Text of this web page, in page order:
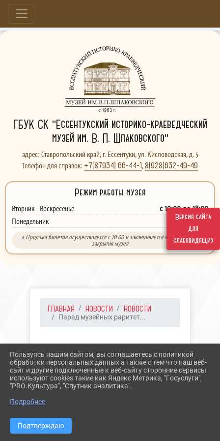
Версия сайта
для
слабовидящих
Больше, чем музей...
ГБУК СК "Ессентукский историко-краеведческий
музей им. В. П. Шпаковского"
адрес: Ставропольский край, г. Ессентуки, ул. Кисловодская, д. 5
Телефон для справок: +7(87934) 66-44-1,8(928)632-49-49
Режим работы музея
Вторник - Воскресенье с 10:00 до 18:00
Понедельник выходной
* Продажа билетов осуществляется с 10:00 и заканчивается за 30 минут до
закрытия музея
ГЛАВНАЯ НОВОСТИ НОВОСТИ
Парад музейных раритет...
ПАРАД МУЗЕЙНЫХ
РАРИТЕТОВ
«УНИКАЛЬНОЕ
Пользуясь нашим сайтом, вы соглашаетесь с политикой
обработки персональных данных а также с тем что наш веб-
сайт и другие подключенные к веб-сайту сторонние сервисы
используют cookies такие как Яндекс Метрика, "Госуслуги",
"PRO.Культура", "Спутник аналитика".
Подробнее
Подтверждаю